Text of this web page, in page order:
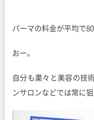
パーマの料金が平均で
おー。
自分も粛々と美容の技
ンサロンなどでは常に